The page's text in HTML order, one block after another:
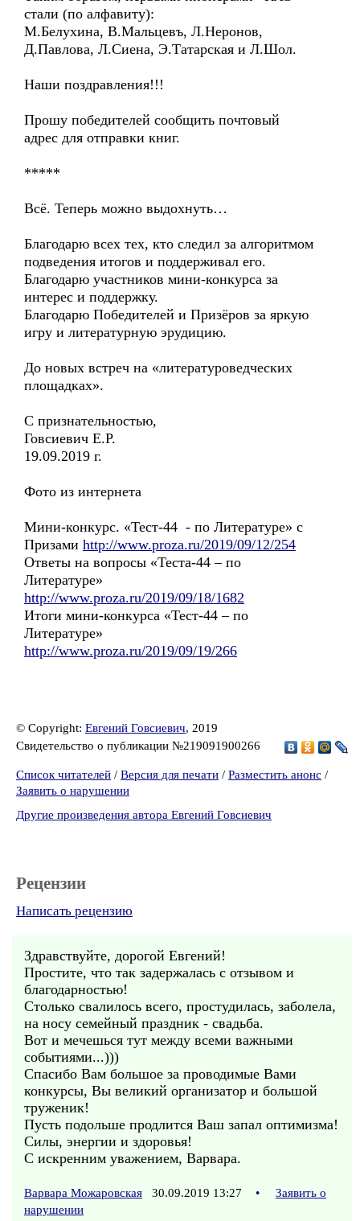
стали (по алфавиту):
М.Белухина, В.Мальцевъ, Л.Неронов,
Д.Павлова, Л.Сиена, Э.Татарская и Л.Шол.
Наши поздравления!!!
Прошу победителей сообщить почтовый
адрес для отправки книг.
*****
Всё. Теперь можно выдохнуть…
Благодарю всех тех, кто следил за алгоритмом
подведения итогов и поддерживал его.
Благодарю участников мини-конкурса за
интерес и поддержку.
Благодарю Победителей и Призёров за яркую
игру и литературную эрудицию.
До новых встреч на «литературоведческих
площадках».
С признательностью,
Говсиевич Е.Р.
19.09.2019 г.
Фото из интернета
Мини-конкурс. «Тест-44 - по Литературе» с
Призами http://www.proza.ru/2019/09/12/254
Ответы на вопросы «Теста-44 – по
Литературе»
http://www.proza.ru/2019/09/18/1682
Итоги мини-конкурса «Тест-44 – по
Литературе»
http://www.proza.ru/2019/09/19/266
© Copyright: Евгений Говсиевич, 2019
Свидетельство о публикации №219091900266
Список читателей / Версия для печати / Разместить анонс /
Заявить о нарушении
Другие произведения автора Евгений Говсиевич
Рецензии
Написать рецензию
Здравствуйте, дорогой Евгений!
Простите, что так задержалась с отзывом и
благодарностью!
Столько свалилось всего, простудилась, заболела,
на носу семейный праздник - свадьба.
Вот и мечешься тут между всеми важными
событиями...)))
Спасибо Вам большое за проводимые Вами
конкурсы, Вы великий организатор и большой
труженик!
Пусть подольше продлится Ваш запал оптимизма!
Силы, энергии и здоровья!
С искренним уважением, Варвара.
Варвара Можаровская 30.09.2019 13:27 •
Заявить о
нарушении